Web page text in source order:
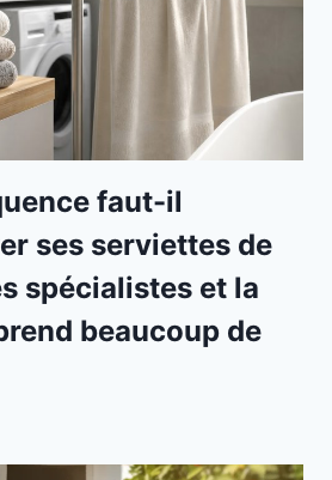
faut-il
ses serviettes de
spécialistes et la
beaucoup de